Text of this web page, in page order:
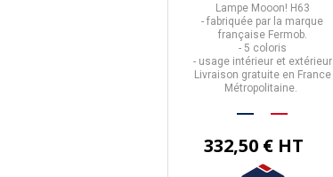
Lampe Mooon! H63
- fabriquée par la marque
française Fermob.
- 5 coloris
- usage intérieur et extérieur
Livraison gratuite en France
Métropolitaine.
332,50 € HT